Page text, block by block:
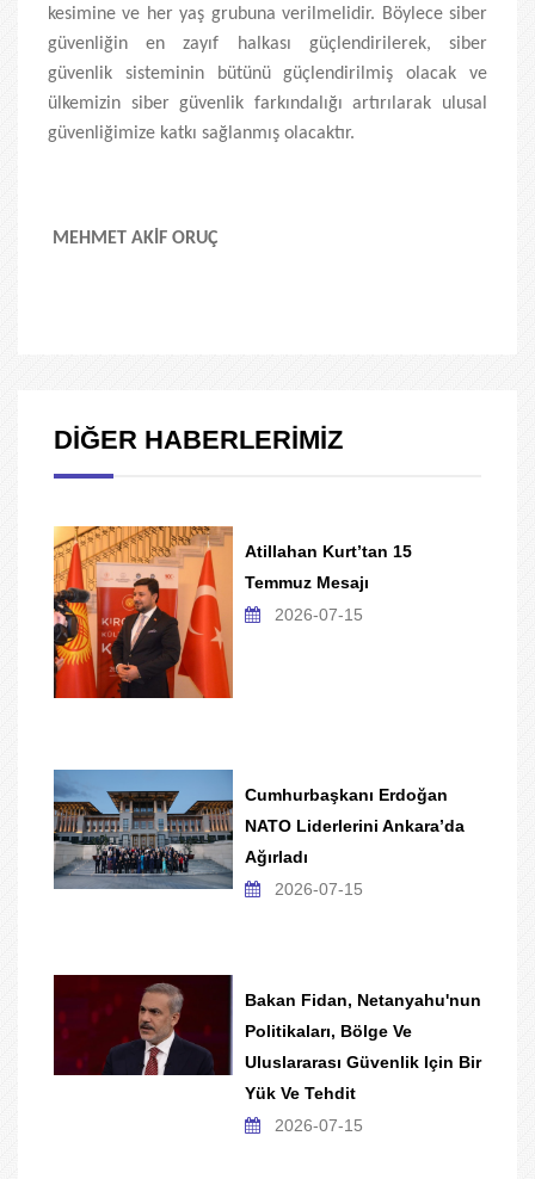
kesimine ve her yaş grubuna verilmelidir. Böylece siber
güvenliğin en zayıf halkası güçlendirilerek, siber
güvenlik sisteminin bütünü güçlendirilmiş olacak ve
ülkemizin siber güvenlik farkındalığı artırılarak ulusal
güvenliğimize katkı sağlanmış olacaktır.
MEHMET AKİF ORUÇ
DİĞER HABERLERİMİZ
Atillahan Kurt’tan 15
Temmuz Mesajı
2026-07-15
Cumhurbaşkanı Erdoğan
NATO Liderlerini Ankara’da
Ağırladı
2026-07-15
Bakan Fidan, Netanyahu'nun
Politikaları, Bölge Ve
Uluslararası Güvenlik Için Bir
Yük Ve Tehdit
2026-07-15